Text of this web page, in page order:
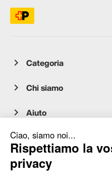
Categoria
Chi siamo
Aiuto
Servizio clienti